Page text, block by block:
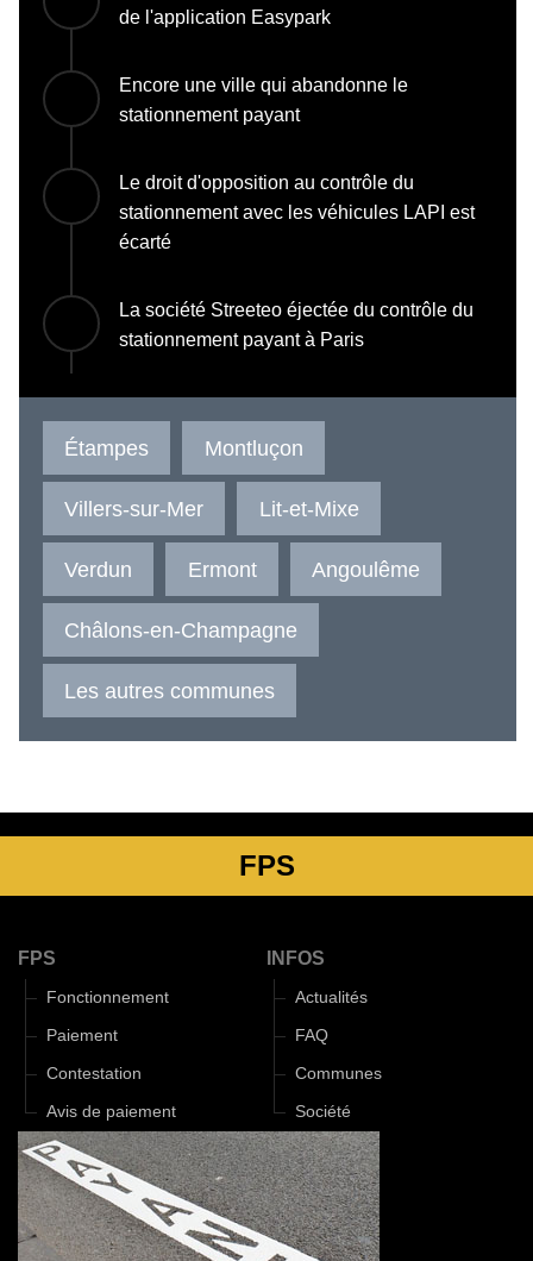
de l'application Easypark
Encore une ville qui abandonne le
stationnement payant
Le droit d'opposition au contrôle du
stationnement avec les véhicules LAPI est
écarté
La société Streeteo éjectée du contrôle du
stationnement payant à Paris
Étampes Montluçon
Villers-sur-Mer Lit-et-Mixe
Verdun Ermont Angoulême
Châlons-en-Champagne
Les autres communes
FPS
FPS
Fonctionnement
Paiement
Contestation
Avis de paiement
INFOS
Actualités
FAQ
Communes
Société